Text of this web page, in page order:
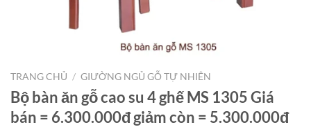
TRANG CHỦ / GIƯỜNG NGỦ GỖ TỰ NHIÊN
Bộ bàn ăn gỗ cao su 4 ghế MS 1305 Giá
bán = 6.300.000đ giảm còn = 5.300.000đ